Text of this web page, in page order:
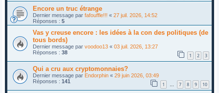
Encore un truc étrange
Dernier message par fafouffle!!! « 27 juil. 2026, 14:52
Réponses : 5
Vas y creuse encore : les idées à la con des politiques (de
tous bords)
Dernier message par voodoo13 « 03 juil. 2026, 13:27
Réponses : 38 1 2 3
Qui a cru aux cryptomonnaies?
Dernier message par Endorphin « 29 juin 2026, 03:49
Réponses : 141 1 … 7 8 9 10